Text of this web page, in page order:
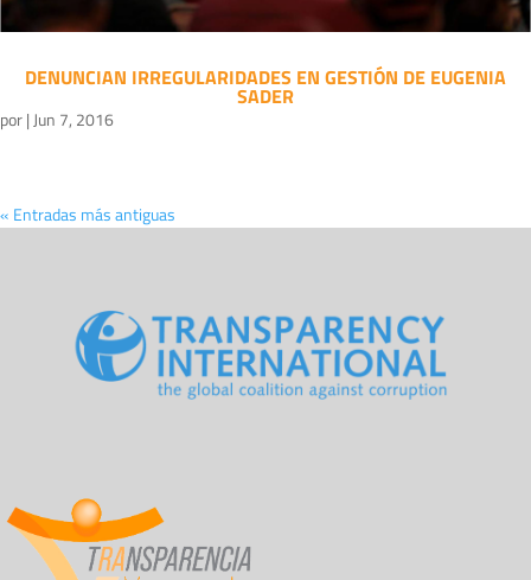
DENUNCIAN IRREGULARIDADES EN GESTIÓN DE EUGENIA
SADER
por|Jun 7, 2016
« Entradas más antiguas